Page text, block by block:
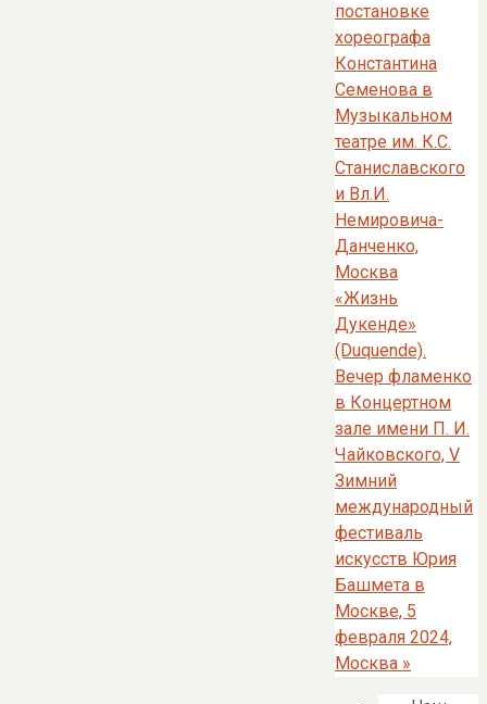
постановке
хореографа
Константина
Семенова в
Музыкальном
театре им. К.С.
Станиславского
и Вл.И.
Немировича-
Данченко,
Москва
«Жизнь
Дукенде»
(Duquende).
Вечер фламенко
в Концертном
зале имени П. И.
Чайковского, V
Зимний
международный
фестиваль
искусств Юрия
Башмета в
Москве, 5
февраля 2024,
Москва »